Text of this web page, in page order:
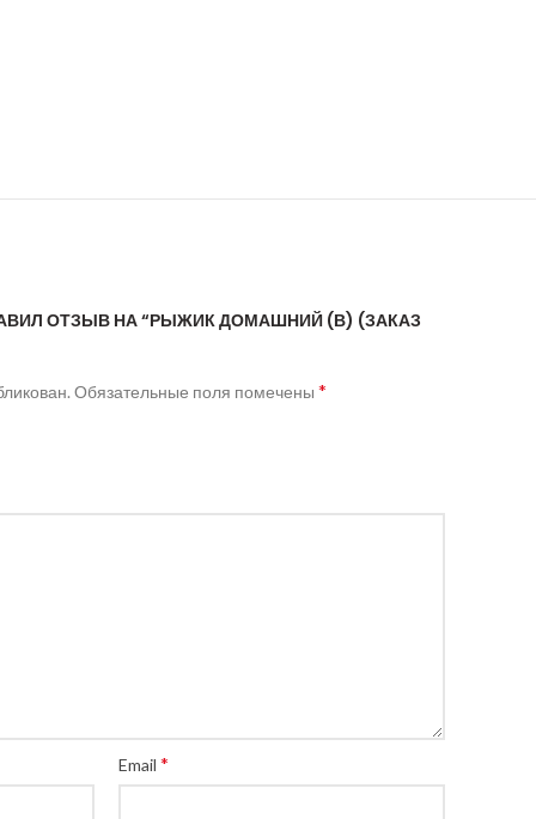
ОТЗЫВ НА “РЫЖИК ДОМАШНИЙ (В) (ЗАКАЗ
Обязательные поля помечены *
Email *